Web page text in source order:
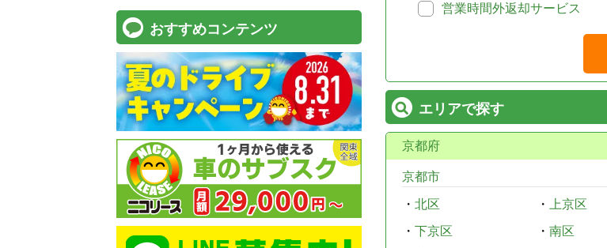
営業時間外返却サービス
エリアで探す
京都府
京都市
・ 北区 ・ 上京区
・ 下京区 ・ 南区
おすすめコンテンツ